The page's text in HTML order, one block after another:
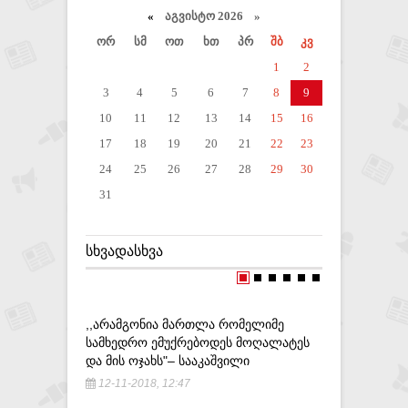
« აგვისტო 2026 »
ორ
სმ ოთ ხთ პრ შბ
კვ
1
2
3
4 5 6 7 8
9
10
11 12 13 14 15
16
17
18 19 20 21 22
23
24
25 26 27 28 29
30
31
ᲡᲮᲕᲐᲓᲐᲡᲮᲕᲐ
,,ᲐᲠᲐᲛᲒᲝᲜᲘᲐ ᲛᲐᲠᲗᲚᲐ ᲠᲝᲛᲔᲚᲘᲛᲔ
ᲡᲐᲛᲮᲔᲓᲠᲝ ᲔᲛᲣᲥᲠᲔᲑᲝᲓᲔᲡ ᲛᲝᲦᲐᲚᲐᲢᲔᲡ
ᲓᲐ ᲛᲘᲡ ᲝᲯᲐᲮᲡ"– ᲡᲐᲐᲙᲐᲨᲕᲘᲚᲘ
12-11-2018, 12:47